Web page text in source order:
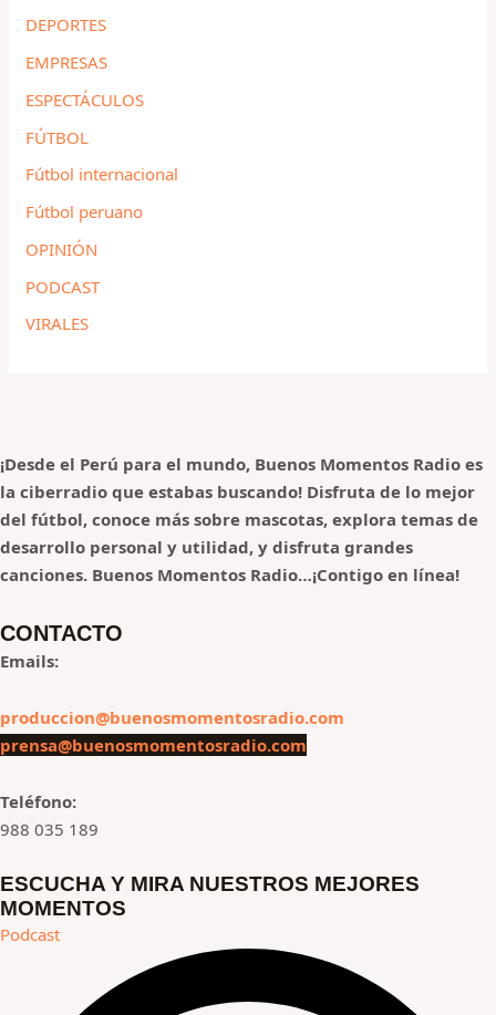
DEPORTES
EMPRESAS
ESPECTÁCULOS
FÚTBOL
Fútbol internacional
Fútbol peruano
OPINIÓN
PODCAST
VIRALES
¡Desde el Perú para el mundo, Buenos Momentos Radio es
la ciberradio que estabas buscando! Disfruta de lo mejor
del fútbol, conoce más sobre mascotas, explora temas de
desarrollo personal y utilidad, y disfruta grandes
canciones. Buenos Momentos Radio…¡Contigo en línea!
CONTACTO
Emails:
produccion@buenosmomentosradio.com
prensa@buenosmomentosradio.com
Teléfono:
988 035 189
ESCUCHA Y MIRA NUESTROS MEJORES
MOMENTOS
Podcast